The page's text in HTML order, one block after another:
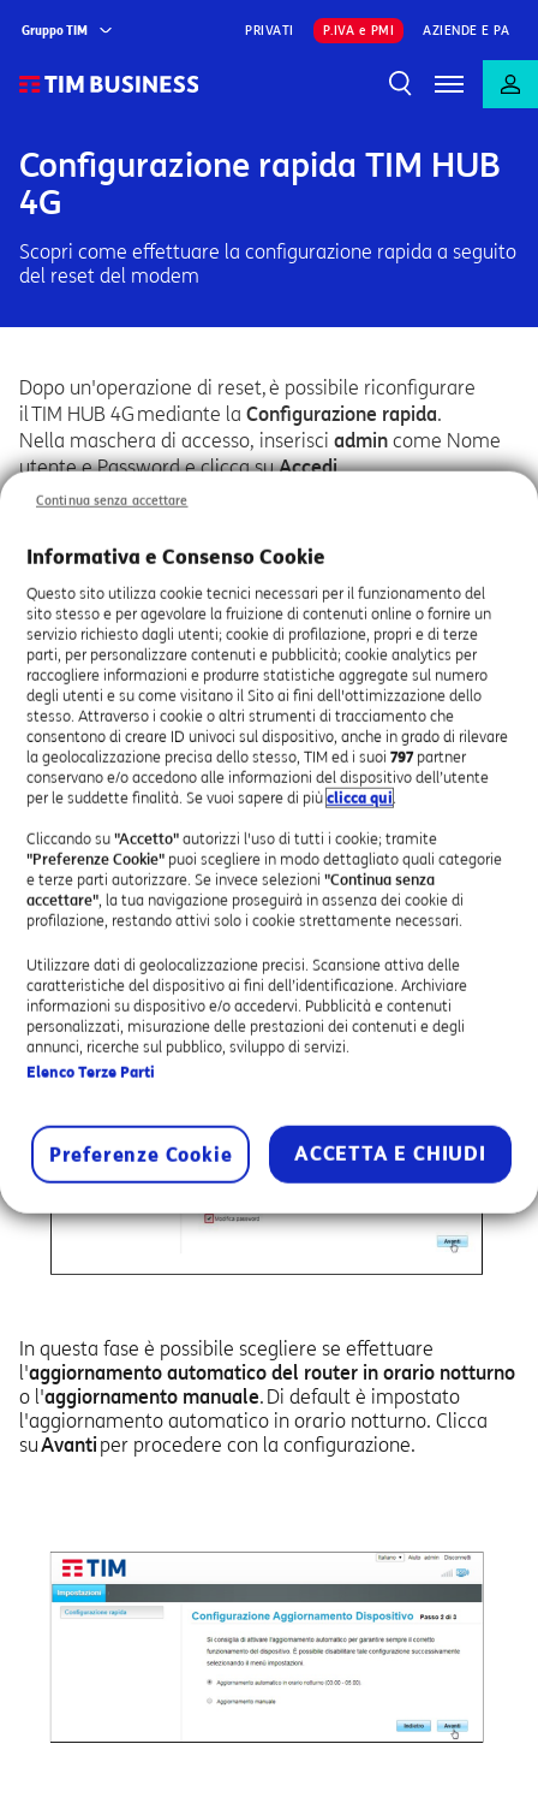
Gruppo TIM PRIVATI P.IVA e PMI AZIENDE E PA
Configurazione rapida TIM HUB
4G
Scopri come effettuare la configurazione rapida a seguito
del reset del modem
Dopo un'operazione di reset, è possibile riconfigurare
il TIM HUB 4G mediante la Configurazione rapida.
Nella maschera di accesso, inserisci admin come Nome
utente e Password e clicca suAccedi.
La configurazione rapida procede con leimpostazioni
riguardanti il Wi-Fi.
Se desideri cambiare la password Wi-Fi, spuntaModifica
password, inserisci la password che preferisci e clicca
suAvanti.
In questa fase è possibile scegliere se effettuare
l'aggiornamento automatico del router in orario notturno
o l'aggiornamento manuale. Di default è impostato
l'aggiornamento automatico in orario notturno. Clicca
suAvantiper procedere con la configurazione.
Informativa e Consenso Cookie
Questo sito utilizza cookie tecnici necessari per il funzionamento del
sito stesso e per agevolare la fruizione di contenuti online o fornire un
servizio richiesto dagli utenti; cookie di profilazione, propri e di terze
parti, per personalizzare contenuti e pubblicità; cookie analytics per
raccogliere informazioni e produrre statistiche aggregate sul numero
degli utenti e su come visitano il Sito ai fini dell'ottimizzazione dello
stesso. Attraverso i cookie o altri strumenti di tracciamento che
consentono di creare ID univoci sul dispositivo, anche in grado di rilevare
la geolocalizzazione precisa dello stesso, TIM ed i suoi 797partner
conservano e/o accedono alle informazioni del dispositivo dell’utente
per le suddette finalità. Se vuoi sapere di più clicca qui.
Cliccando su "Accetto" autorizzi l'uso di tutti i cookie; tramite
"Preferenze Cookie" puoi scegliere in modo dettagliato quali categorie
e terze parti autorizzare. Se invece selezioni "Continua senza
accettare", la tua navigazione proseguirà in assenza dei cookie di
profilazione, restando attivi solo i cookie strettamente necessari.
Utilizzare dati di geolocalizzazione precisi. Scansione attiva delle
caratteristiche del dispositivo ai fini dell’identificazione. Archiviare
informazioni su dispositivo e/o accedervi. Pubblicità e contenuti
personalizzati, misurazione delle prestazioni dei contenuti e degli
annunci, ricerche sul pubblico, sviluppo di servizi.
Elenco Terze Parti
Preferenze Cookie ACCETTA E CHIUDI
Continua senza accettare